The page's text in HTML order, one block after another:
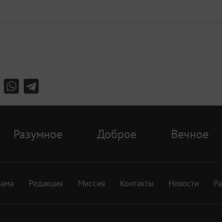
Разумное Доброе Вечное
Редакция Миссия Контакты Новости